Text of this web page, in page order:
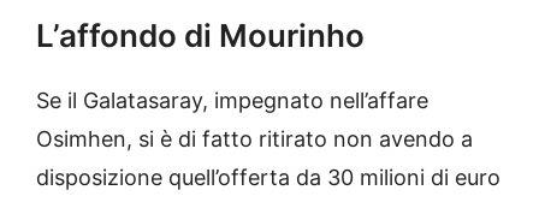
L’affondo di Mourinho
Se il Galatasaray, impegnato nell’affare
Osimhen, si è di fatto ritirato non avendo a
disposizione quell’offerta da 30 milioni di euro